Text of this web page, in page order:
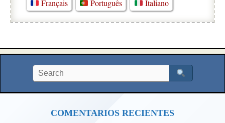
Français
Português Italiano
COMENTARIOS RECIENTES